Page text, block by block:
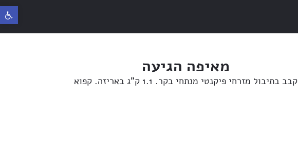
פתח
מאיפה הגיעה
קבב בתיבול מזרחי פיקנטי מנתחי בקר. 1.1 ק”ג באריזה. קפוא